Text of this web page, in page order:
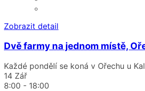
Zobrazit detail
Dvě farmy na jednom místě,
Každé pondělí se koná v Ořechu u
14 Zář
8:00 - 18:00